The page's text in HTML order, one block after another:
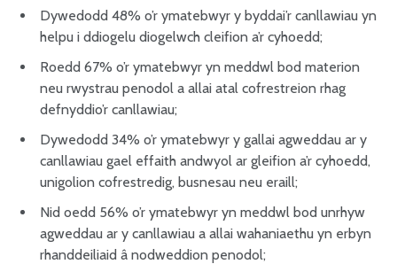
Dywedodd 48% o’r ymatebwyr y byddai’r canllawiau yn
helpu i ddiogelu diogelwch cleifion a’r cyhoedd;
Roedd 67% o’r ymatebwyr yn meddwl bod materion
neu rwystrau penodol a allai atal cofrestreion rhag
defnyddio’r canllawiau;
Dywedodd 34% o’r ymatebwyr y gallai agweddau ar y
canllawiau gael effaith andwyol ar gleifion a’r cyhoedd,
unigolion cofrestredig, busnesau neu eraill;
Nid oedd 56% o’r ymatebwyr yn meddwl bod unrhyw
agweddau ar y canllawiau a allai wahaniaethu yn erbyn
rhanddeiliaid â nodweddion penodol;